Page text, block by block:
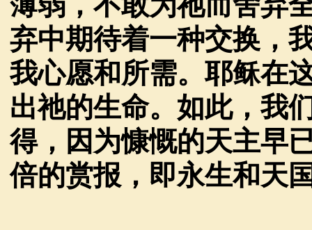
弃中期待着一种交换，
我心愿和所需。耶稣在
出祂的生命。如此，我
得，因为慷慨的天主早
倍的赏报，即永生和天